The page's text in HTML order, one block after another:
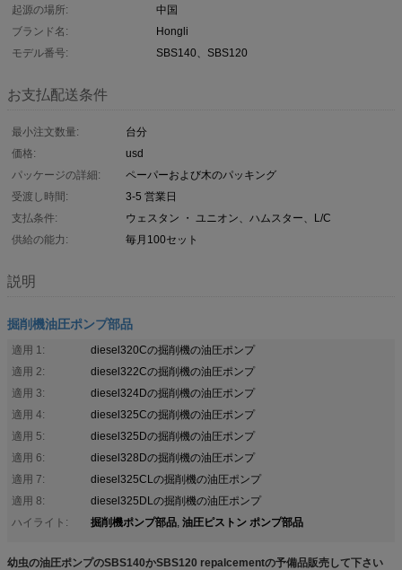
起源の場所:
中国
ブランド名:
Hongli
モデル番号:
SBS140、SBS120
お支払配送条件
最小注文数量:
台分
価格:
usd
パッケージの詳細:
ペーパーおよび木のパッキング
受渡し時間:
3-5 営業日
支払条件:
ウェスタン ・ ユニオン、ハムスター、L/C
供給の能力:
毎月100セット
説明
掘削機油圧ポンプ部品
適用 1:
diesel320Cの掘削機の油圧ポンプ
適用 2:
diesel322Cの掘削機の油圧ポンプ
適用 3:
diesel324Dの掘削機の油圧ポンプ
適用 4:
diesel325Cの掘削機の油圧ポンプ
適用 5:
diesel325Dの掘削機の油圧ポンプ
適用 6:
diesel328Dの掘削機の油圧ポンプ
適用 7:
diesel325CLの掘削機の油圧ポンプ
適用 8:
diesel325DLの掘削機の油圧ポンプ
ハイライト:
掘削機ポンプ部品, 油圧ピストン ポンプ部品
幼虫の油圧ポンプのSBS140かSBS120 repalcementの予備品販売して下さい